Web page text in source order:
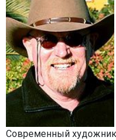
Современный